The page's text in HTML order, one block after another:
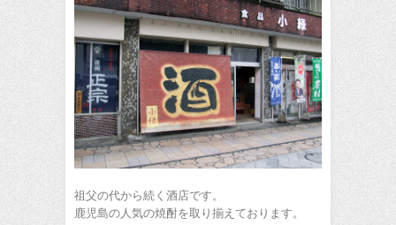
祖父の代から続く酒店です。
鹿児島の人気の焼酎を取り揃えております。